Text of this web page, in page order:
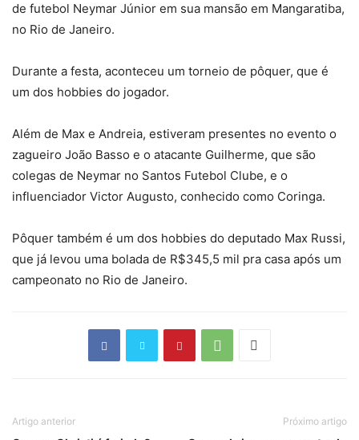
de futebol Neymar Júnior em sua mansão em Mangaratiba,
no Rio de Janeiro.
Durante a festa, aconteceu um torneio de pôquer, que é
um dos hobbies do jogador.
Além de Max e Andreia, estiveram presentes no evento o
zagueiro João Basso e o atacante Guilherme, que são
colegas de Neymar no Santos Futebol Clube, e o
influenciador Victor Augusto, conhecido como Coringa.
Pôquer também é um dos hobbies do deputado Max Russi,
que já levou uma bolada de R$345,5 mil pra casa após um
campeonato no Rio de Janeiro.
Artigo anterior Próximo artigo